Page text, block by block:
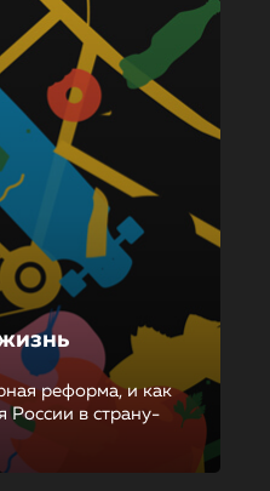
реформа, и как
России в страну-